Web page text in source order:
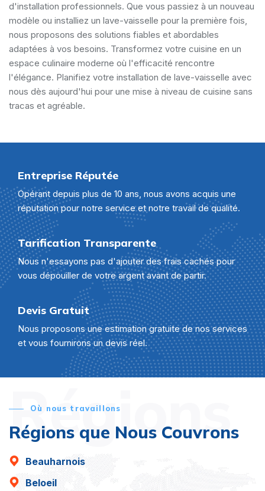
d'installation professionnels. Que vous passiez à un nouveau
modèle ou installiez un lave-vaisselle pour la première fois,
nous proposons des solutions fiables et abordables
adaptées à vos besoins. Transformez votre cuisine en un
espace culinaire moderne où l'efficacité rencontre
l'élégance. Planifiez votre installation de lave-vaisselle avec
nous dès aujourd'hui pour une mise à niveau de cuisine sans
tracas et agréable.
Entreprise Réputée
Opérant depuis plus de 10 ans, nous avons acquis une
réputation pour notre service et notre travail de qualité.
Tarification Transparente
Nous n'essayons pas d'ajouter des frais cachés pour
vous dépouiller de votre argent avant de partir.
Devis Gratuit
Nous proposons une estimation gratuite de nos services
et vous fournirons un devis réel.
Régions
Où nous travaillons
Régions que Nous Couvrons
Beauharnois
Beloeil